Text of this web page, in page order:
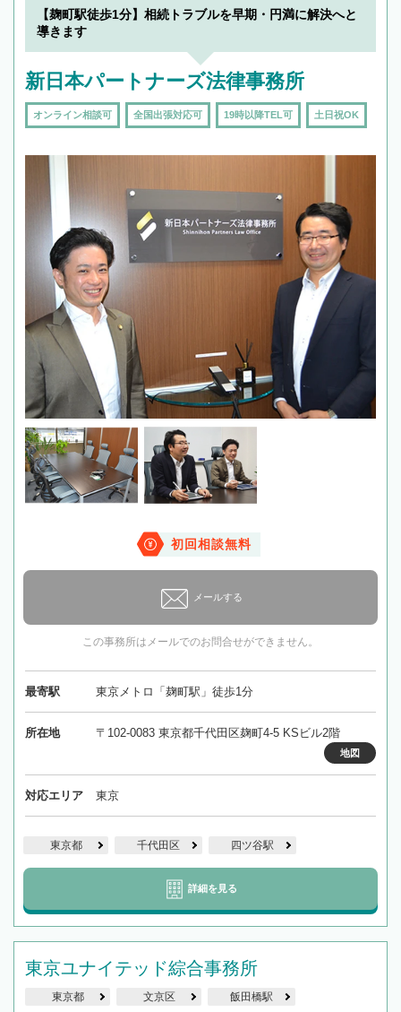
【麹町駅徒歩1分】相続トラブルを早期・円満に解決へと
導きます
新日本パートナーズ法律事務所
オンライン相談可 全国出張対応可 19時以降TEL可 土日祝OK
初回相談無料
メールする
この事務所はメールでのお問合せができません。
最寄駅 東京メトロ「麹町駅」徒歩1分
所在地 〒102-0083 東京都千代田区麹町4-5 KSビル2階
地図
対応エリア 東京
東京都 千代田区 四ツ谷駅
詳細を見る
東京ユナイテッド綜合事務所
東京都 文京区 飯田橋駅